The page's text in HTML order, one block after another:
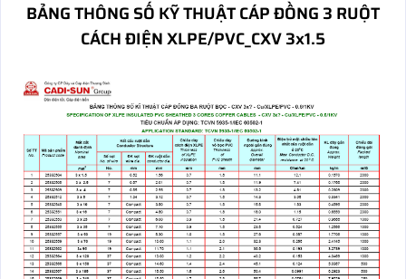
BẢNG THÔNG SỐ KỸ THUẬT CÁP ĐỒNG 3 RUỘT
CÁCH ĐIỆN XLPE/PVC_CXV 3x1.5